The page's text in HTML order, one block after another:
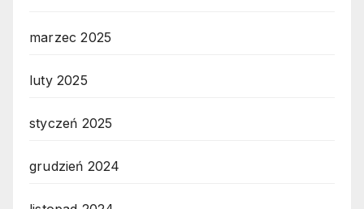
marzec 2025
luty 2025
styczeń 2025
grudzień 2024